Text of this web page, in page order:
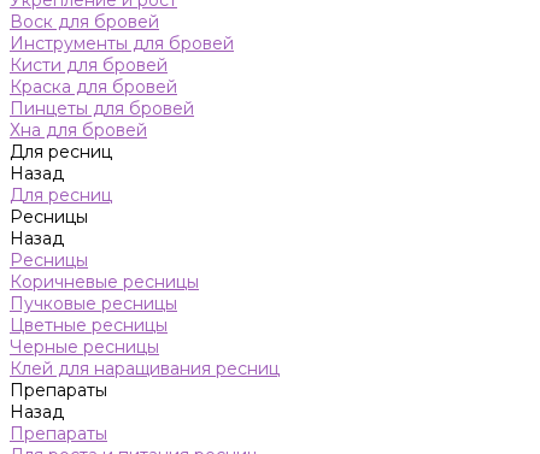
Воск для бровей
Инструменты для бровей
Кисти для бровей
Краска для бровей
Пинцеты для бровей
Хна для бровей
Для ресниц
Назад
Для ресниц
Ресницы
Назад
Ресницы
Коричневые ресницы
Пучковые ресницы
Цветные ресницы
Черные ресницы
Клей для наращивания ресниц
Препараты
Назад
Препараты